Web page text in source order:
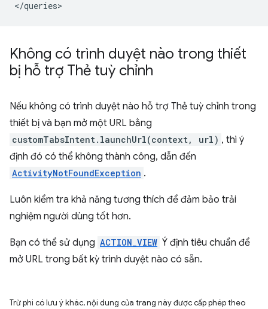
Không có trình duyệt nào trong thiết
bị hỗ trợ Thẻ tuỳ chỉnh
Nếu không có trình duyệt nào hỗ trợ Thẻ tuỳ chỉnh trong
thiết bị và bạn mở một URL bằng
customTabsIntent.launchUrl(context, url) , thì ý
định đó có thể không thành công, dẫn đến
ActivityNotFoundException .
Luôn kiểm tra khả năng tương thích để đảm bảo trải
nghiệm người dùng tốt hơn.
Bạn có thể sử dụng ACTION_VIEW Ý định tiêu chuẩn để
mở URL trong bất kỳ trình duyệt nào có sẵn.
Trừ phi có lưu ý khác, nội dung của trang này được cấp phép theo